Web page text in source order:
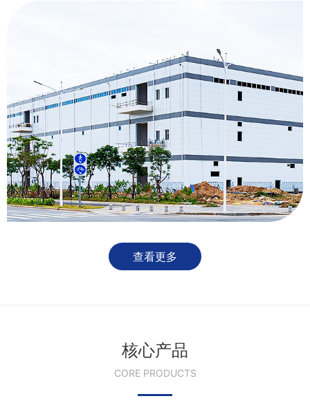
查看更多
核心产品
CORE PRODUCTS